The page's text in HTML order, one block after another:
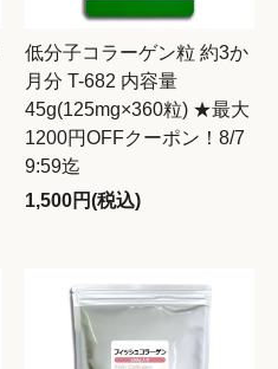
低分子コラーゲン粒 約3か
月分 T-682 内容量
45g(125mg×360粒) ★最大
1200円OFFクーポン！8/7
9:59迄
1,500円(税込)